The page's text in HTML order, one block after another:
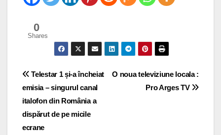
0
Shares
Post
navigation
O noua televiziune locala :
Pro Arges TV
Telestar 1 și-a încheiat
emisia – singurul canal
italofon din România a
dispărut de pe micile
ecrane